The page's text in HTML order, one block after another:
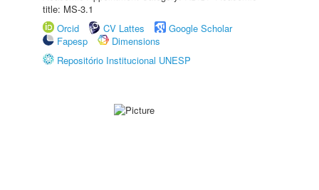
title: MS-3.1
Orcid
CV Lattes
Google Scholar
Fapesp
Dimensions
Repositório Institucional UNESP